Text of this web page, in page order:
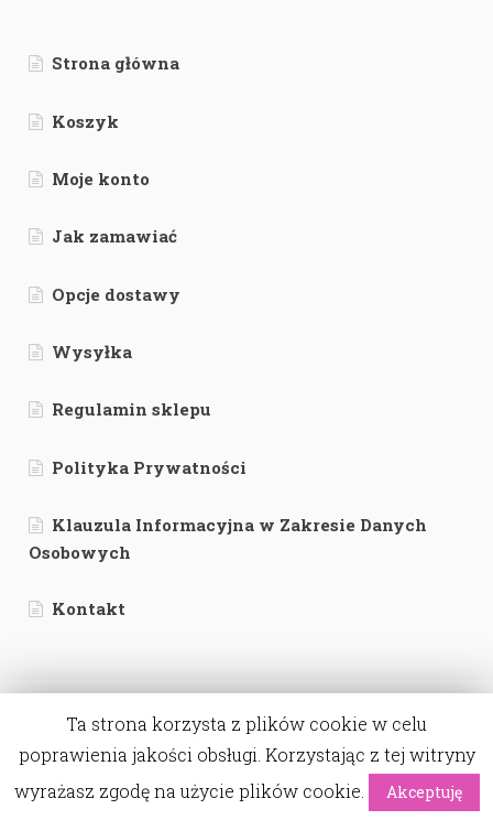
Strona główna
Koszyk
Moje konto
Jak zamawiać
Opcje dostawy
Wysyłka
Regulamin sklepu
Polityka Prywatności
Klauzula Informacyjna w Zakresie Danych
Osobowych
Kontakt
© Labamba - bo piękno tkwi w szczegółach. 2026
wdrożenie: webwave.pl 0
Ta strona korzysta z plików cookie w celu
poprawienia jakości obsługi. Korzystając z tej witryny
wyrażasz zgodę na użycie plików cookie.
Akceptuję